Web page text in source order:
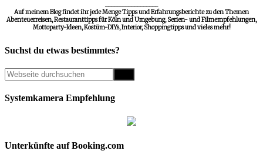
__________________
Auf meinem Blog findet ihr jede Menge Tipps und Erfahrungsberichte zu den Themen
Abenteuerreisen, Restauranttipps für Köln und Umgebung, Serien- und Filmempfehlungen,
Mottoparty-Ideen, Kostüm-DIYs, Interior, Shoppingtipps und vieles mehr!
Suchst du etwas bestimmtes?
Systemkamera Empfehlung
Unterkünfte auf Booking.com